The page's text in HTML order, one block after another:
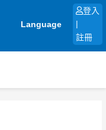
Language
登入
註冊